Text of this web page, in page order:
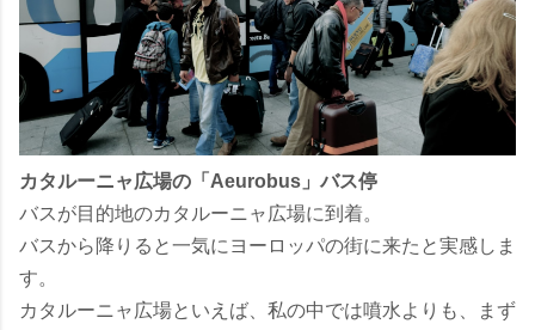
カタルーニャ広場の 「Aeurobus」バス停
バスが目的地のカタルーニャ広場に到着。
バスから降りると一気にヨーロッパの街に来たと実感しま
す。
カタルーニャ広場といえば、私の中では噴水よりも、まず